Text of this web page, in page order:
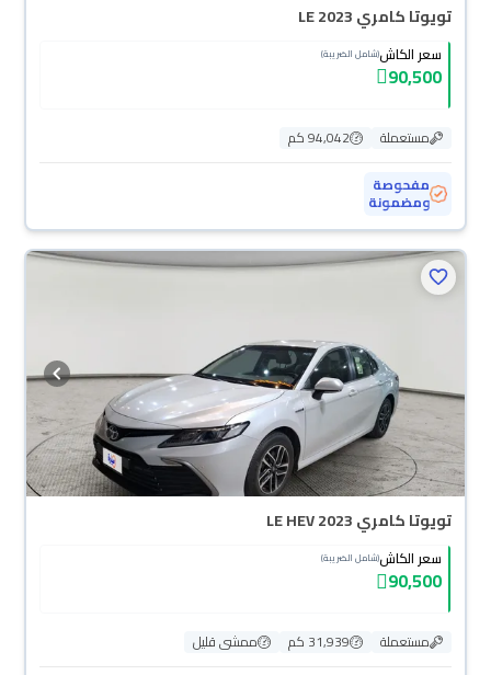
تويوتا كامري LE 2023
سعر الكاش(شامل الضريبة)
90,500
مستعملة
94,042 كم
مفحوصة
ومضمونة
تويوتا كامري LE HEV 2023
سعر الكاش(شامل الضريبة)
90,500
مستعملة 31,939 كم
ممشى قليل